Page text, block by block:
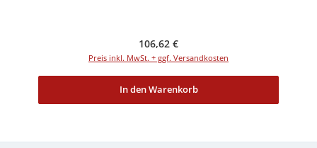
Regulärer Preis:
106,62 €
Preis inkl. MwSt. + ggf. Versandkosten
In den Warenkorb